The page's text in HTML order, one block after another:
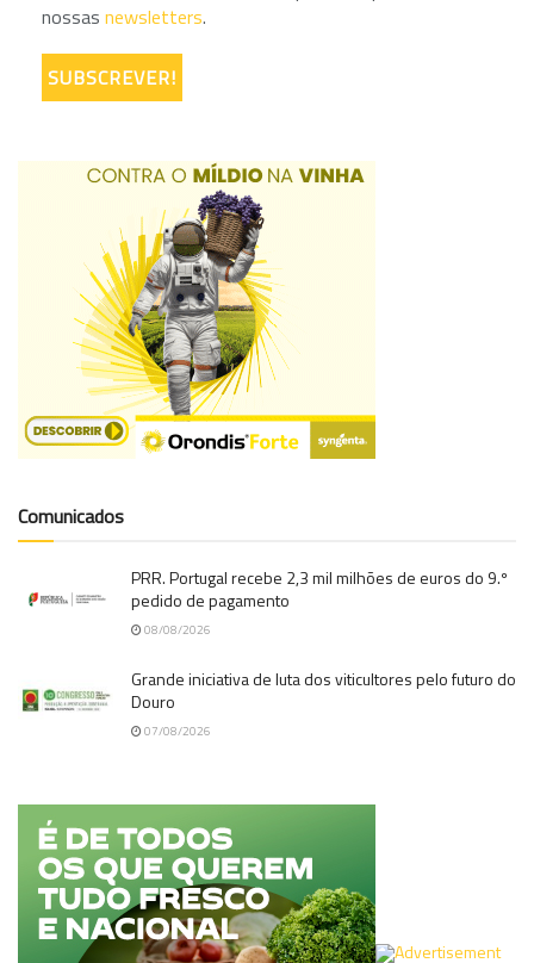
nossas newsletters.
Comunicados
PRR. Portugal recebe 2,3 mil milhões de euros do 9.º
pedido de pagamento
08/08/2026
Grande iniciativa de luta dos viticultores pelo futuro do
Douro
07/08/2026